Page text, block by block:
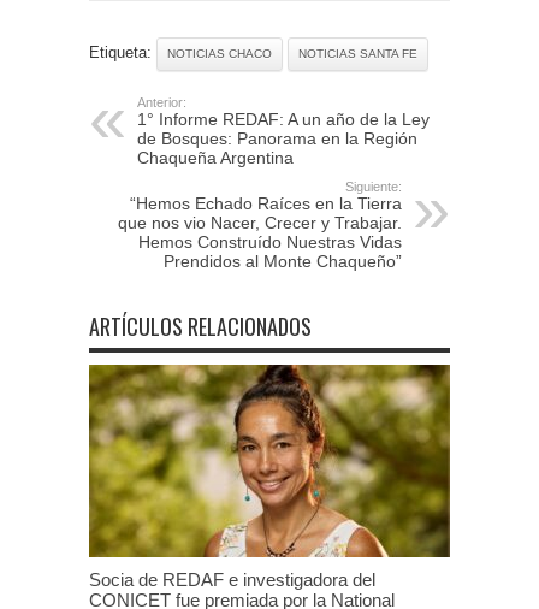
Etiqueta: NOTICIAS CHACO NOTICIAS SANTA FE
Anterior:
1° Informe REDAF: A un año de la Ley
de Bosques: Panorama en la Región
Chaqueña Argentina
Siguiente:
“Hemos Echado Raíces en la Tierra
que nos vio Nacer, Crecer y Trabajar.
Hemos Construído Nuestras Vidas
Prendidos al Monte Chaqueño”
ARTÍCULOS RELACIONADOS
Socia de REDAF e investigadora del
CONICET fue premiada por la National